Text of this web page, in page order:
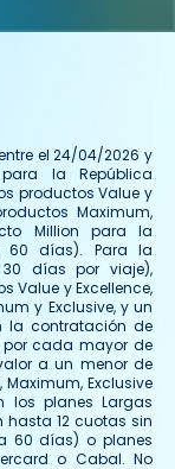
el 24/04/2026 y
la República
productos Value y
Maximum,
Million para la
60 días). Para la
días por viaje),
Value y Excellence,
y Exclusive, y un
la contratación de
por cada mayor de
a un menor de
Exclusive
los planes Largas
12 cuotas sin
60 días) o planes
o Cabal. No